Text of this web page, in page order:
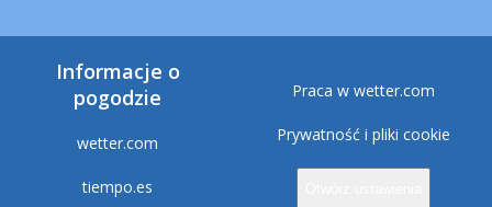
Informacje o
pogodzie
wetter.com
tiempo.es
Praca w wetter.com
Prywatność i pliki cookie